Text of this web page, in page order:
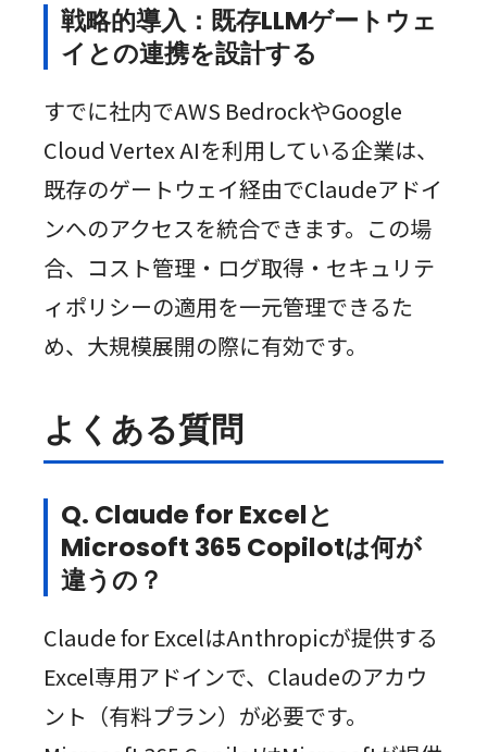
戦略的導入：既存LLMゲートウェ
イとの連携を設計する
すでに社内でAWS BedrockやGoogle
Cloud Vertex AIを利用している企業は、
既存のゲートウェイ経由でClaudeアドイ
ンへのアクセスを統合できます。この場
合、コスト管理・ログ取得・セキュリテ
ィポリシーの適用を一元管理できるた
め、大規模展開の際に有効です。
よくある質問
Q. Claude for Excelと
Microsoft 365 Copilotは何が
違うの？
Claude for ExcelはAnthropicが提供する
Excel専用アドインで、Claudeのアカウ
ント（有料プラン）が必要です。